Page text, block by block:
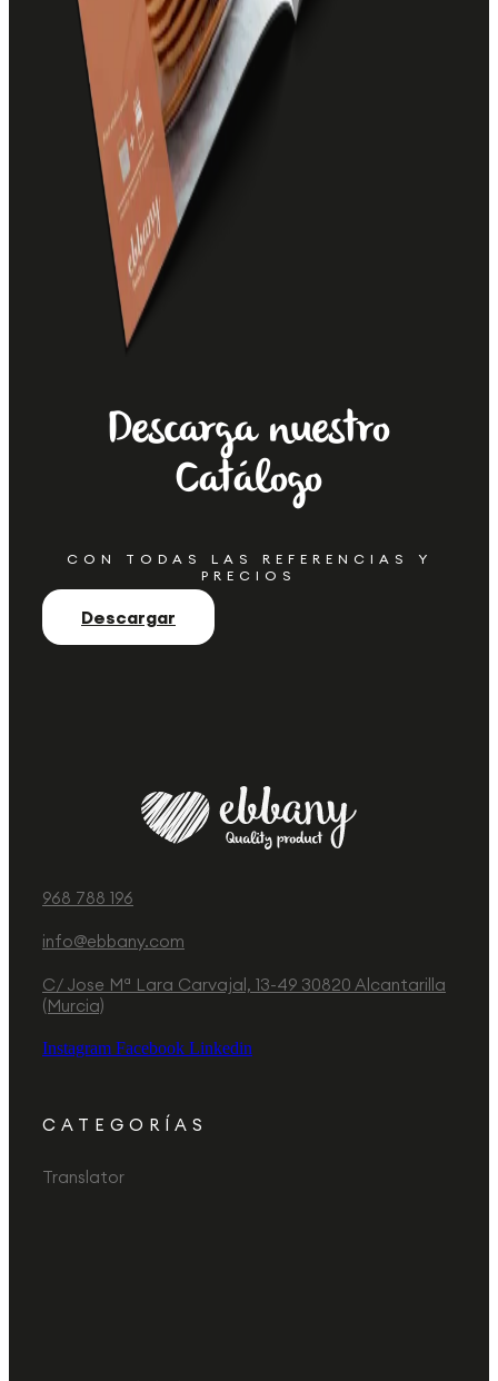
Descarga nuestro
Catálogo
CON TODAS LAS REFERENCIAS Y
PRECIOS
Descargar
968 788 196
info@ebbany.com
C/ Jose Mª Lara Carvajal, 13-49 30820 Alcantarilla
(Murcia)
Instagram Facebook Linkedin
CATEGORÍAS
Translator